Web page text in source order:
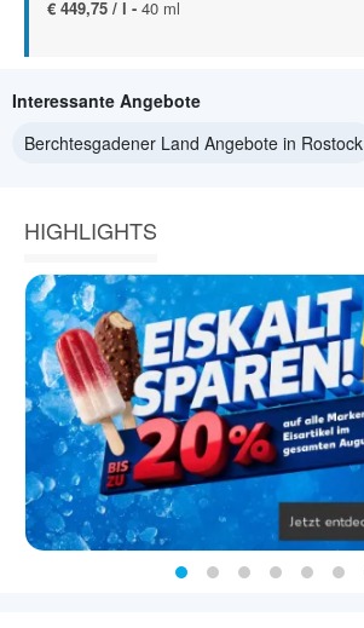
€ 449,75 / l - 40 ml
Interessante Angebote
Berchtesgadener Land Angebote in Rostock
HIGHLIGHTS